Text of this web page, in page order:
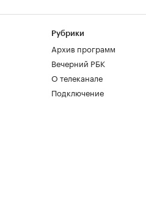
Рубрики
Архив программ
Вечерний РБК
О телеканале
Подключение